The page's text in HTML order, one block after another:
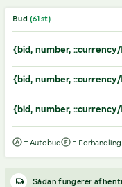
Bud (61st)
{bid, number,
{bid, number,
{bid, number,
= Autobud = Forhandling
Sådan fungerer